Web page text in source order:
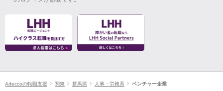
Adeccoの転職支援 関東 群馬県 人事・労務系 ベンチャー企業